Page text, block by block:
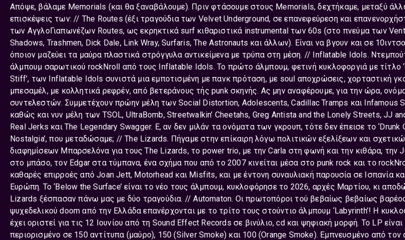
Απόψε, βάλαμε Memorials (και θα ξαναβάλουμε). Πριν φτάσουμε στους Memorials, δεχτήκαμε, μεταξύ
επισκέψεις των: // The Routes (έξι τραγούδια των Velvet Underground, σε επανεφεύρεση και
των ΑγγλοΓιαπωνέζων Routes, ως εκρηκτικά surf κιθαριστικά instrumental των 60s (στο πνεύμα των
Shadows, Trashmen, Dick Dale, Link Wray, Surfaris, The Astronauts και άλλων). Είναι να βγουν και σε
όποιον μαζεύει τα μαύρα πλαστικά στρόγγυλα αντικείμενα με τρύπα στη μέση. // Inflatable Idols.
άλμπουμ σαρωτικού rockΝroll από τους Inflatable Idols. Το πρώτο άλμπουμ, φετινή κυκλοφοργιά με τίτλο
Stiff’, των Inflatable Idols συνιστά μια εμποτισμένη με πανκ πρόταση, με soul αποχρώσεις, χορταστική
μπεσαμέλ, με κολλητικά ρεφρέν, από βετεράνους τής punk σκηνής. Ας μην αναφέρουμε, για την ώρα,
συντελεστών. Συμμετέχουν πρώην μέλη των Social Distortion, Adolescents, Cadillac Tramps και Infamous
καθώς και νυν μέλη των TSOL, UltraBomb, Streetwalkin’ Cheetahs, Greg Antista and the Lonely Streets, JJ
Real Jerks και The Legendary Swagger. Ε, αν δεν μιλάν τα ονόματα των γκρουπ, τότε δεν έπεισε το ‘Drunk
Nostalgia’, που μεταδώσαμε; // The Lizards. Πήγαμε στην επίκαιρη λόγω πολιτικών εξελίξεων και
διαφημίσεων Μπαρσελόνα για τους The Lizards, το power trio, με την Carla στη φωνή και την κιθάρα, την
στο μπάσο, τον Edgar στα τύμπανα, ένα σχήμα που από το 2007 κινείται μέσα στο punk rock και το
καθαρές επιρροές από Joan Jett, Motοrhead και Misfits, και με έντονη συναυλιακή παρουσία σε Ισπανία
Ευρώπη. Το ‘Below the Surface’ είναι το νέο τους άλμπουμ, κυκλοφόρησε το 2026, αρχές Μαρτίου, κι
Lizards ξέσπασαν πάνω μας με δύο τραγούδια. // Automaton. Oι πρωτοπόροι τού βεβαίως βεβαίως
ψυχεδελικού doom από την Ελλάδα επανέρχονται με το τρίτο τους στούντιο άλμπουμ ‘Labyrinth’! Η
έχει οριστεί για τις 12 Ιουνίου από τη Sound Effect Records σε βινύλιο, cd και ψηφιακή μορφή. Το LP είναι
περιορισμένο σε 150 αντίτυπα (μαύρο), 150 (Silver Smoke) και 100 (Orange Smoke). Εμπνευσμένο από τον